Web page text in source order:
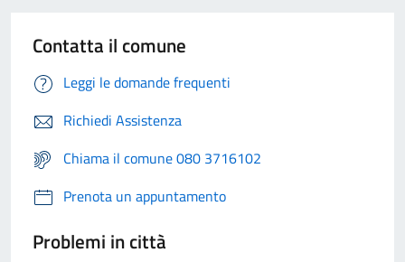
Contatta il comune
Leggi le domande frequenti
Richiedi Assistenza
Chiama il comune 080 3716102
Prenota un appuntamento
Problemi in città